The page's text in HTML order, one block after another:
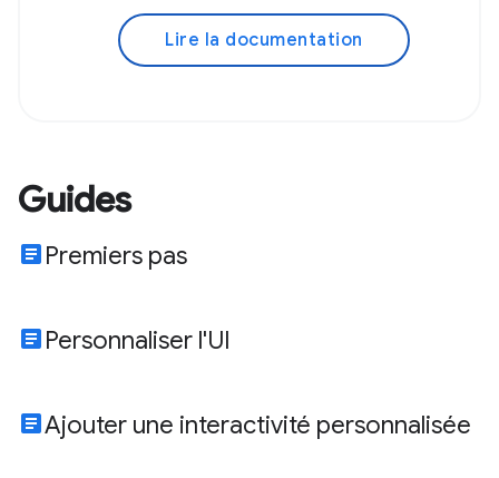
Lire la documentation
Guides
article Premiers pas
article Personnaliser l'UI
articleAjouter une interactivité personnalisée